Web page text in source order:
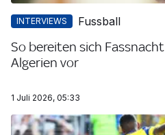
INTERVIEWS Fussball
So bereiten sich
Algerien vor
1 Juli 2026, 05:33